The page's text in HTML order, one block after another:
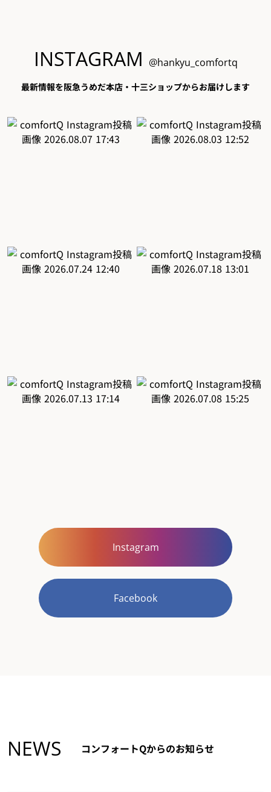
INSTAGRAM @hankyu_comfortq
最新情報を阪急うめだ本店・十三ショップからお届けします
Instagram
Facebook
NEWS コンフォートQからのお知らせ